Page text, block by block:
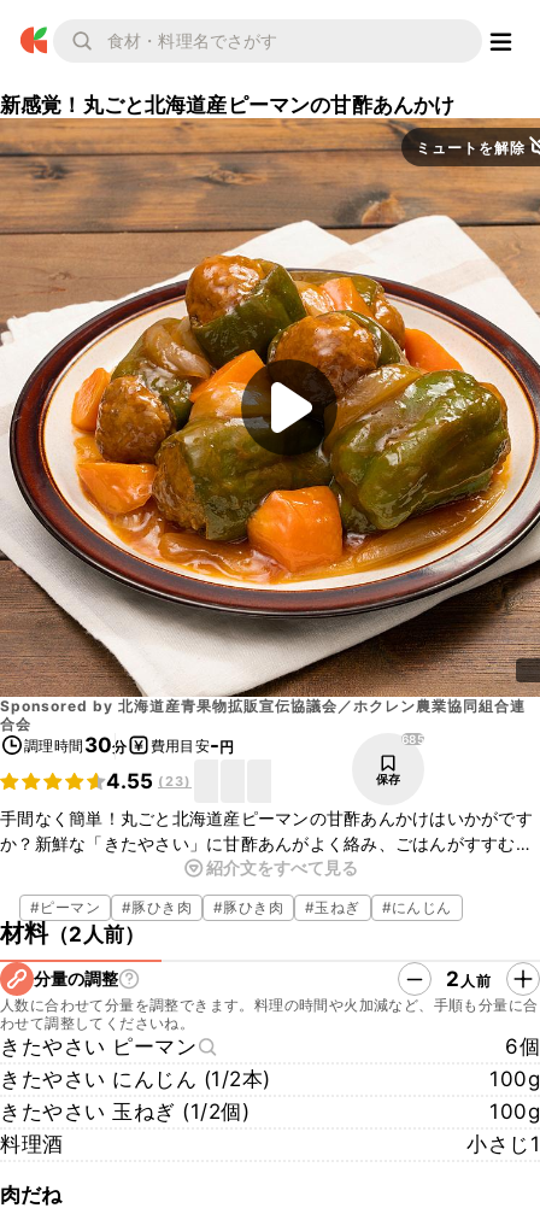
新感覚！丸ごと北海道産ピーマンの甘酢あんかけ
ミュートを解除
Sponsored by 北海道産青果物拡販宣伝協議会／ホクレン農業協同組合連
合会
調理時間 30分 費用目安-円
4.55 (23)
685
保存
手間なく簡単！丸ごと北海道産ピーマンの甘酢あんかけはいかがです
か？新鮮な「きたやさい」に甘酢あんがよく絡み、ごはんがすすむや
みつきな味わいに。ポリ袋一つで肉だねが完成するので、手も汚れず
形成する手間もなく簡単に調理できますよ。ボリューム満点な見た目
に、家族みんなが喜ぶこと間違いなし！ぜひこの機会にお試しくださ
いね。
紹介文をすべて見る
#ピーマン #豚ひき肉 #豚ひき肉 #玉ねぎ #にんじん
材料（2人前）
分量の調整 2 人前
人数に合わせて分量を調整できます。料理の時間や火加減など、手順も分量に合
わせて調整してくださいね。
きたやさい ピーマン
6個
きたやさい にんじん (1/2本)
100g
きたやさい 玉ねぎ (1/2個)
100g
料理酒
小さじ1
肉だね